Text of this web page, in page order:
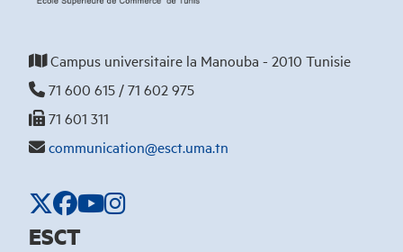
Campus universitaire la Manouba - 2010 Tunisie
71 600 615 / 71 602 975
71 601 311
communication@esct.uma.tn
ESCT